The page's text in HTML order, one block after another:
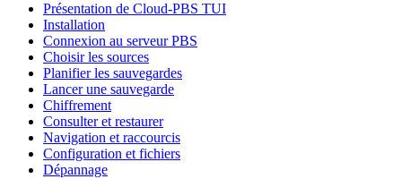
Présentation de Cloud-PBS TUI
Installation
Connexion au serveur PBS
Choisir les sources
Planifier les sauvegardes
Lancer une sauvegarde
Chiffrement
Consulter et restaurer
Navigation et raccourcis
Configuration et fichiers
Dépannage